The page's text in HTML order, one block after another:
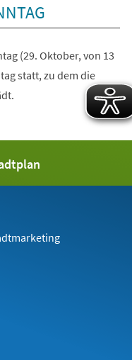
(29. Oktober, von 13
statt, zu dem die